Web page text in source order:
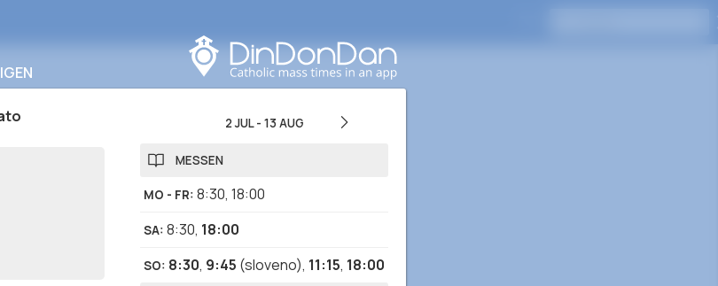
2 JUL- 13 AUG
MESSEN
MO - FR: 8:30, 18:00
SA: 8:30, 18:00
SO: 8:30, 9:45 (sloveno), 11:15, 18:00